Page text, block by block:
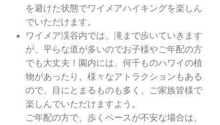
を避けた状態でワイメアハイキングを楽しん
でいただけます。
ワイメア渓谷内では、滝まで歩いていきます
が、平らな道が多いのでお子様やご年配の方
でも大丈夫！園内には、何千ものハワイの植
物があったり、様々なアトラクションもある
ので、目にとまるものも多く、ご家族皆様で
楽しんでいただけますよう。
ご年配の方で、歩くペースが不安な場合は、